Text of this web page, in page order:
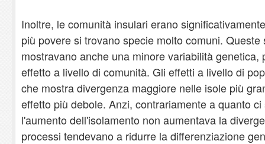
Inoltre, le comunità insulari erano
più povere si trovano specie molto comuni.
mostravano anche una minore variabilità
effetto a livello di comunità. Gli effetti a livello di
che mostra divergenza maggiore nelle isole più
effetto più debole. Anzi, contrariamente a quanto
l'aumento dell'isolamento non aumentava la
processi tendevano a ridurre la differenziazione